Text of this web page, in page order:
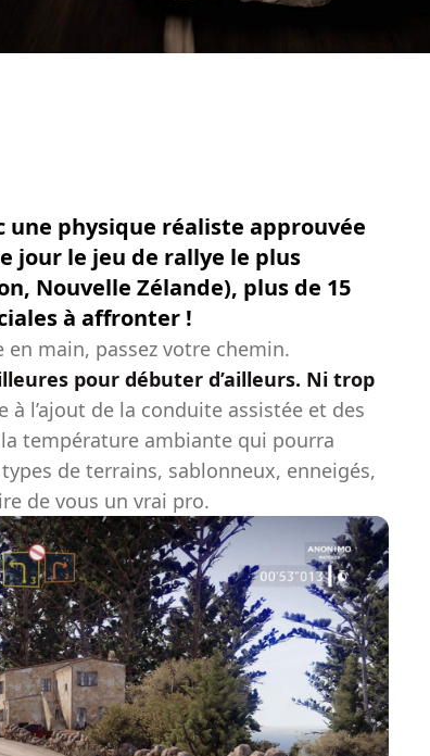
une physique réaliste approuvée
jour le jeu de rallye le plus
Nouvelle Zélande), plus de 15
à affronter !
en main, passez votre chemin.
pour débuter d’ailleurs. Ni trop
à l’ajout de la conduite assistée et des
température ambiante qui pourra
de terrains, sablonneux, enneigés,
de vous un vrai pro.